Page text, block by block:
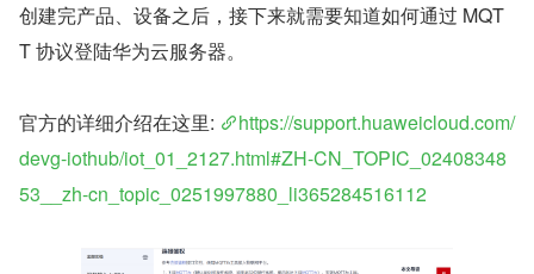
创建完产品、设备之后，接下来就需要知道如何通过 MQT
T 协议登陆华为云服务器。
官方的详细介绍在这里:
https://support.huaweicloud.com/
devg-iothub/iot_01_2127.html#ZH-CN_TOPIC_02408348
53__zh-cn_topic_0251997880_li365284516112